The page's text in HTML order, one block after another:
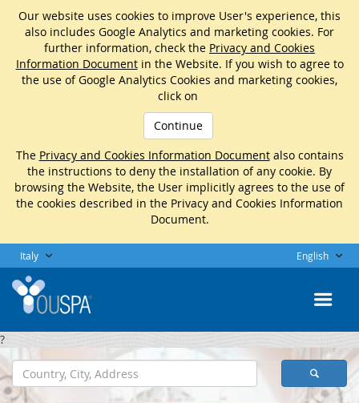
Our website uses cookies to improve User's experience, this
also includes Google Analytics and marketing cookies. For
further information, check the Privacy and Cookies
Information Documentin the Website. If you wish to agree to
the use of Google Analytics Cookies and marketing cookies,
click on
Continue
The Privacy and Cookies Information Documentalso contains
the instructions to deny the installation of any cookie. By
browsing the Website, the User implicitly agrees to the use of
the cookies described in the Privacy and Cookies Information
Document.
Italy English
?